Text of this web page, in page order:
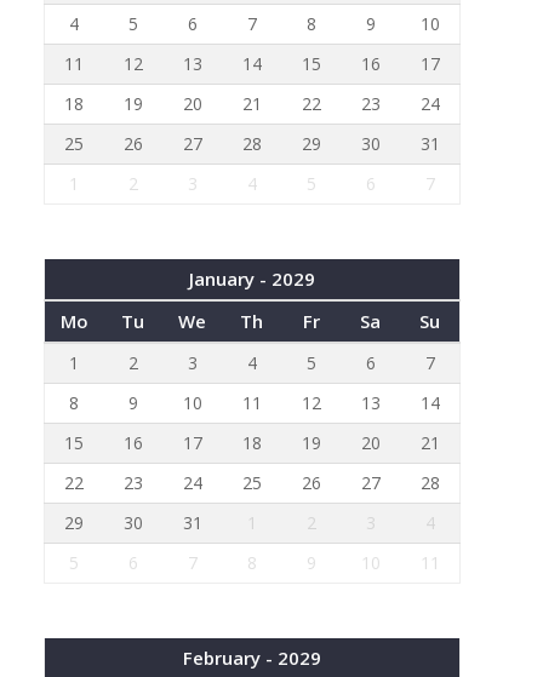
4
5 6 7 8 9
10
11
12 13 14 15 16
17
18
19 20 21 22 23
24
25
26 27 28 29 30
31
1
2 3 4 5 6 7
January - 2029
Mo
Tu We Th Fr Sa Su
1 2 3 4 5 6
7
8
9 10 11 12 13
14
15
16 17 18 19 20
21
22
23 24 25 26 27
28
29
30 31 1 2 3
4
5
6 7 8 9 10 11
February - 2029